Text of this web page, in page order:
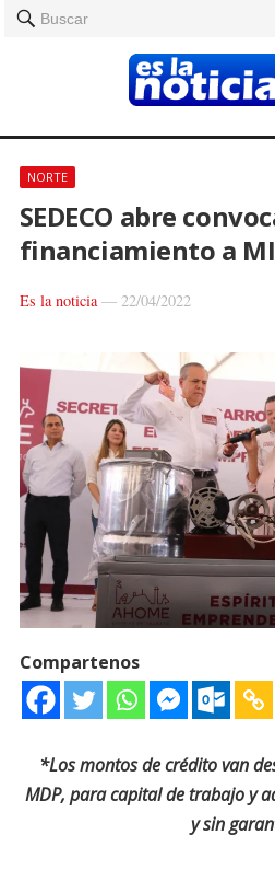
Buscar
NORTE
SEDECO abre
financiamiento a
Es la noticia— 22/04/2022
Compartenos
*Los montos de crédito van
MDP, para capital de trabajo y
y sin